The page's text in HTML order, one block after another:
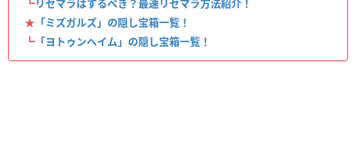
┗リセマラはするべき？最速リセマラ方法紹介！
★ 「ミズガルズ」の隠し宝箱一覧！
┗ 「ヨトゥンヘイム」の隠し宝箱一覧！